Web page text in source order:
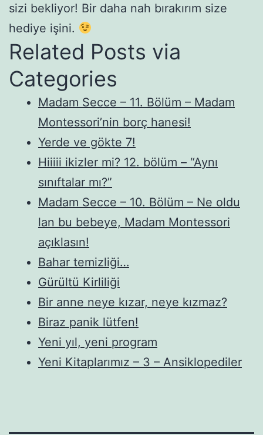
sizi bekliyor! Bir daha nah bırakırım size
hediye işini.
Related Posts via
Categories
Madam Secce – 11. Bölüm – Madam
Montessori’nin borç hanesi!
Yerde ve gökte 7!
Hiiiii ikizler mi? 12. bölüm – “Aynı
sınıftalar mı?”
Madam Secce – 10. Bölüm – Ne oldu
lan bu bebeye, Madam Montessori
açıklasın!
Bahar temizliği…
Gürültü Kirliliği
Bir anne neye kızar, neye kızmaz?
Biraz panik lütfen!
Yeni yıl, yeni program
Yeni Kitaplarımız – 3 – Ansiklopediler